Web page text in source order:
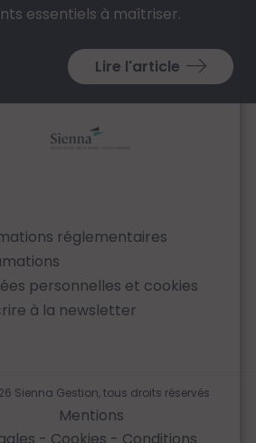
essentiels à maîtriser.
Lire l'article
réglementaires
personnelles et cookies
à la newsletter
Sienna Gestion, tous droits réservés
Mentions